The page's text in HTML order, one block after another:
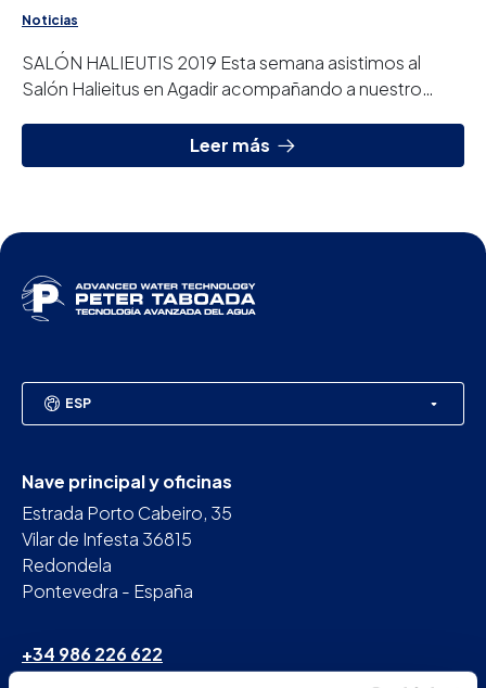
Noticias
SALÓN HALIEUTIS 2019 Esta semana asistimos al
Salón Halieitus en Agadir acompañando a nuestro
Leer más
ESP
Nave principal y oficinas
Estrada Porto Cabeiro, 35
Vilar de Infesta 36815
Redondela
Pontevedra - España
+34 986 226 622